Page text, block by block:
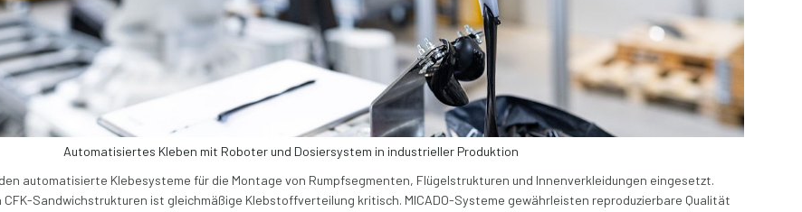
Automatisiertes Kleben mit Roboter und Dosiersystem in industrieller Produktion
automatisierte Klebesysteme für die Montage von Rumpfsegmenten, Flügelstrukturen und Innenverkleidungen eingesetzt.
Sandwichstrukturen ist gleichmäßige Klebstoffverteilung kritisch. MICADO-Systeme gewährleisten reproduzierbare Qualität